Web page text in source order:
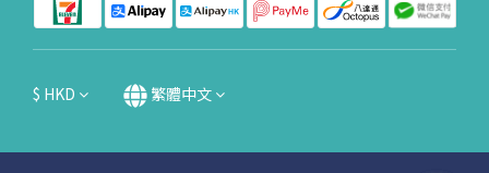
$ HKD 繁體中文